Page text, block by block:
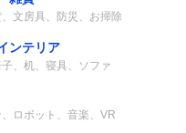
文房具、防災、お掃除
ンテリア
、机、寝具、ソファ
、ロボット、音楽、VR